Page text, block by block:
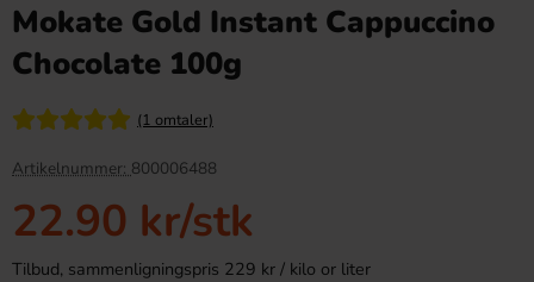
38.90 kr
Mokate Gold Instant Cappuccino
Chocolate 100g
(1 omtaler)
Artikelnummer: 800006488
22.90 kr/stk
Tilbud, sammenligningspris 229 kr / kilo or liter